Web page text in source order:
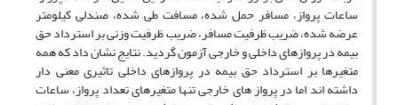
ساعات پرواز، مسافر حمل شده، مسافت طی شده، صندلی کیلومتر
عرضه شده، ضریب ظرفیت مسافر، ضریب ظرفیت وزنی بر استرداد حق
بیمه در پروازهای داخلی و خارجی آزمون گردید. نتایج نشان داد که همه
متغیرها بر استرداد حق بیمه در پروازهای داخلی تاثیری معنی دار
داشته اند اما در پرواز های خارجی تنها متغیرهای تعداد پرواز، ساعات